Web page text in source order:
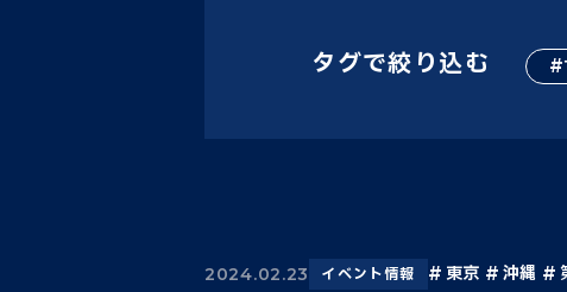
タグで絞り込む
2024.02.23 イベント情報 東京 沖縄